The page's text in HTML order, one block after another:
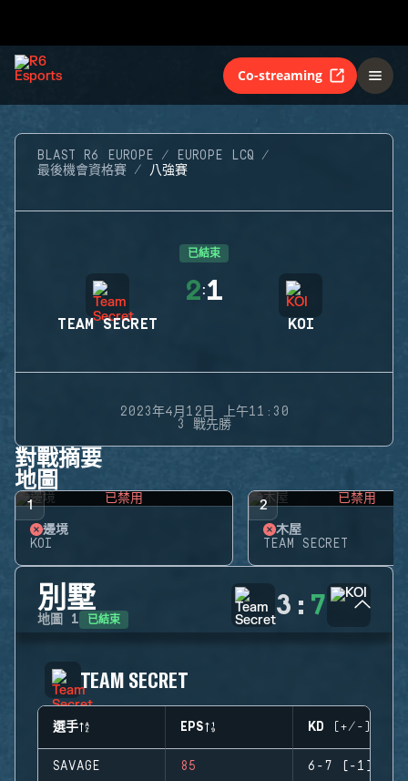
Co-streaming
BLAST R6 EUROPE
EUROPE LCQ
最後機會資格賽
八強賽
已結束
TEAM SECRET
2:1
KOI
2023年4月12日 上午11:30
3 戰先勝
對戰摘要
地圖
1 已禁用
邊境
KOI
2 已禁用
木屋
TEAM SECRET
別墅
地圖 1 已結束 3 : 7
TEAM SECRET
選手 EPS KD (+/-)
SAVAGE 85 6-7 (-1)